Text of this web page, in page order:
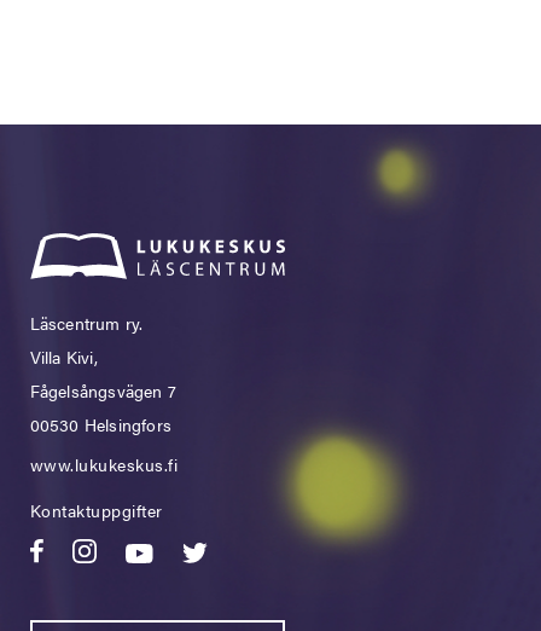
Läscentrum ry.
Villa Kivi,
Fågelsångsvägen 7
00530 Helsingfors
www.lukukeskus.fi
Kontaktuppgifter